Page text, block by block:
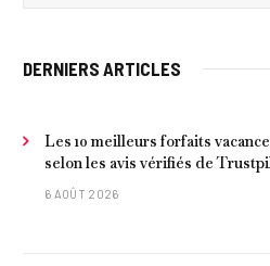
DERNIERS ARTICLES
Les 10 meilleurs forfaits
selon les avis vérifiés de
6 AOÛT 2026